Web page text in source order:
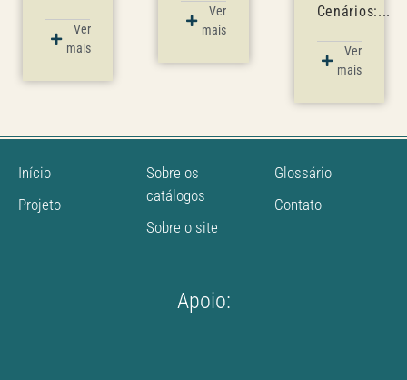
Ver
mais
Ver
mais
Cenários:...
Ver
mais
Início
Projeto
Sobre os
catálogos
Sobre o site
Glossário
Contato
Apoio: